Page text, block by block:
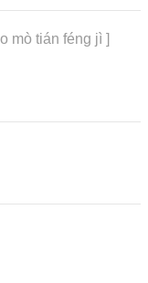
mò tián féng jì ]